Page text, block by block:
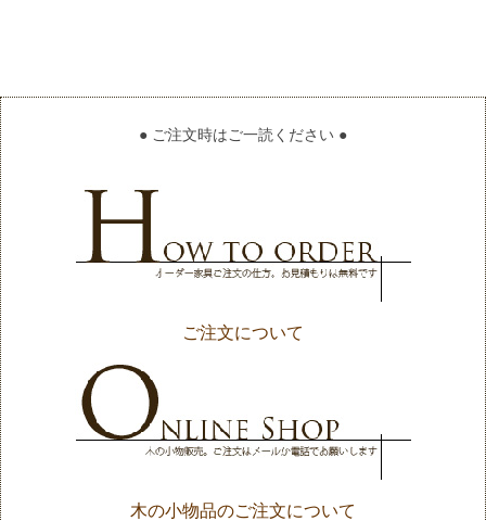
● ご注文時はご一読ください ●
ご注文について
木の小物品のご注文について